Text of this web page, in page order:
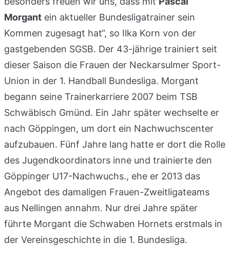
Morgant ein aktueller Bundesligatrainer sein
Kommen zugesagt hat“, so Ilka Korn von der
gastgebenden SGSB. Der 43-jährige trainiert seit
dieser Saison die Frauen der Neckarsulmer Sport-
Union in der 1. Handball Bundesliga. Morgant
begann seine Trainerkarriere 2007 beim TSB
Schwäbisch Gmünd. Ein Jahr später wechselte er
nach Göppingen, um dort ein Nachwuchscenter
aufzubauen. Fünf Jahre lang hatte er dort die Rolle
des Jugendkoordinators inne und trainierte den
Göppinger U17-Nachwuchs., ehe er 2013 das
Angebot des damaligen Frauen-Zweitligateams
aus Nellingen annahm. Nur drei Jahre später
führte Morgant die Schwaben Hornets erstmals in
der Vereinsgeschichte in die 1. Bundesliga.